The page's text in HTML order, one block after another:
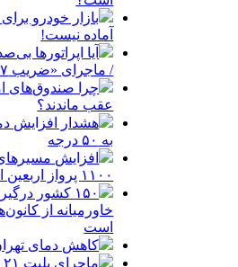
آماده نیست!
آیا اپراتورها
/ ماجرای «ضریب ۲.۷» چیست؟
چرا صندوق‌های
عقب ماندند؟
هشدار افزایش
به ۵۰ درجه
افزایش
۱۱۰۰ پرواز اربعین انجام شد
۱۵۰ کشور
خاورمیانه از
است
کاهش دمای